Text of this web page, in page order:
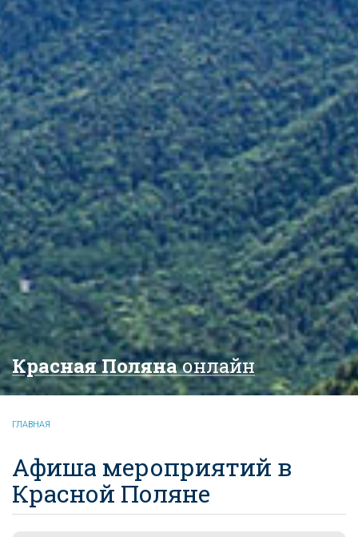
Красная Полянаонлайн
ГЛАВНАЯ
Афиша мероприятий в
Красной Поляне